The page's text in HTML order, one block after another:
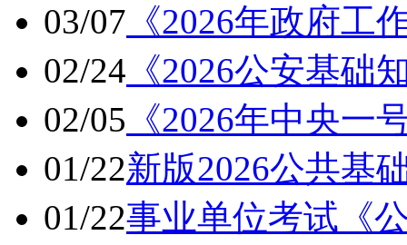
03/07 《2026年政府工
02/24 《2026公安基础
02/05 《2026年中央一
01/22新版2026公共基
01/22事业单位考试《